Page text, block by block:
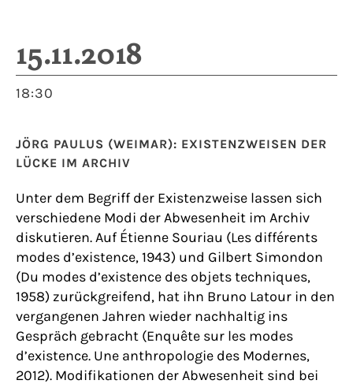
15.11.2018
18:30
JÖRG PAULUS (WEIMAR): EXISTENZWEISEN DER
LÜCKE IM ARCHIV
Unter dem Begriff der Existenzweise lassen sich
verschiedene Modi der Abwesenheit im Archiv
diskutieren. Auf Étienne Souriau (Les différents
modes d’existence, 1943) und Gilbert Simondon
(Du modes d’existence des objets techniques,
1958) zurückgreifend, hat ihn Bruno Latour in den
vergangenen Jahren wieder nachhaltig ins
Gespräch gebracht (Enquête sur les modes
d’existence. Une anthropologie des Modernes,
2012). Modifikationen der Abwesenheit sind bei